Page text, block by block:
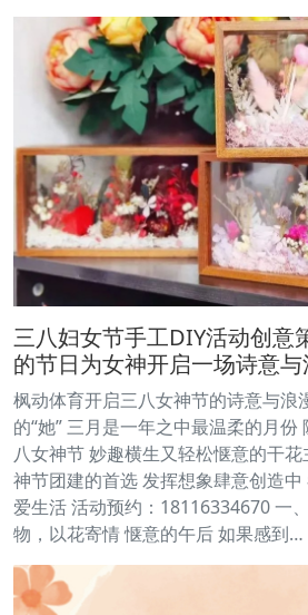
三八妇女节手工DIY活动创意
的节日为女神开启一场诗意与
枫动体育开启三八女神节的诗意与浪
的“她” 三月是一年之中最温柔的月
八女神节 妙趣横生又轻松惬意的干
神节团建的首选 发挥想象肆意创造
爱生活 活动预约：18116334670 一
物，以花寄情 惬意的午后 如果感到…